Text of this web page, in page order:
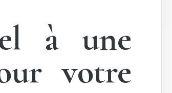
à une
votre